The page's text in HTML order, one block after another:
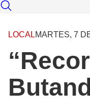
LOCALMARTES, 7